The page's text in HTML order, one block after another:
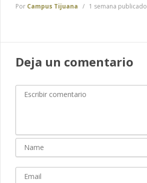
Por Campus Tijuana 1 semana publicado
Deja un comentario